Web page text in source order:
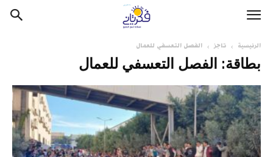
الرئيسية تاجز الفصل التعسفي للعمال
بطاقة: الفصل التعسفي للعمال